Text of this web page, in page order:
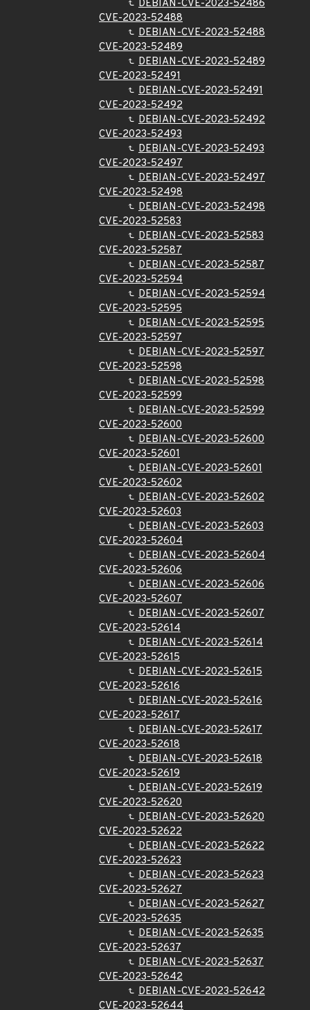
DEBIAN-CVE-2023-52486
CVE-2023-52488
DEBIAN-CVE-2023-52488
CVE-2023-52489
DEBIAN-CVE-2023-52489
CVE-2023-52491
DEBIAN-CVE-2023-52491
CVE-2023-52492
DEBIAN-CVE-2023-52492
CVE-2023-52493
DEBIAN-CVE-2023-52493
CVE-2023-52497
DEBIAN-CVE-2023-52497
CVE-2023-52498
DEBIAN-CVE-2023-52498
CVE-2023-52583
DEBIAN-CVE-2023-52583
CVE-2023-52587
DEBIAN-CVE-2023-52587
CVE-2023-52594
DEBIAN-CVE-2023-52594
CVE-2023-52595
DEBIAN-CVE-2023-52595
CVE-2023-52597
DEBIAN-CVE-2023-52597
CVE-2023-52598
DEBIAN-CVE-2023-52598
CVE-2023-52599
DEBIAN-CVE-2023-52599
CVE-2023-52600
DEBIAN-CVE-2023-52600
CVE-2023-52601
DEBIAN-CVE-2023-52601
CVE-2023-52602
DEBIAN-CVE-2023-52602
CVE-2023-52603
DEBIAN-CVE-2023-52603
CVE-2023-52604
DEBIAN-CVE-2023-52604
CVE-2023-52606
DEBIAN-CVE-2023-52606
CVE-2023-52607
DEBIAN-CVE-2023-52607
CVE-2023-52614
DEBIAN-CVE-2023-52614
CVE-2023-52615
DEBIAN-CVE-2023-52615
CVE-2023-52616
DEBIAN-CVE-2023-52616
CVE-2023-52617
DEBIAN-CVE-2023-52617
CVE-2023-52618
DEBIAN-CVE-2023-52618
CVE-2023-52619
DEBIAN-CVE-2023-52619
CVE-2023-52620
DEBIAN-CVE-2023-52620
CVE-2023-52622
DEBIAN-CVE-2023-52622
CVE-2023-52623
DEBIAN-CVE-2023-52623
CVE-2023-52627
DEBIAN-CVE-2023-52627
CVE-2023-52635
DEBIAN-CVE-2023-52635
CVE-2023-52637
DEBIAN-CVE-2023-52637
CVE-2023-52642
DEBIAN-CVE-2023-52642
CVE-2023-52644